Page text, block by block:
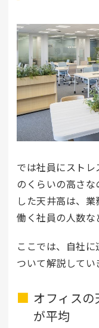
では社員にスト
のくらいの高さ
した天井高は、
働く社員の人数な
ここでは、自社
ついて解説してい
オフィス
が平均